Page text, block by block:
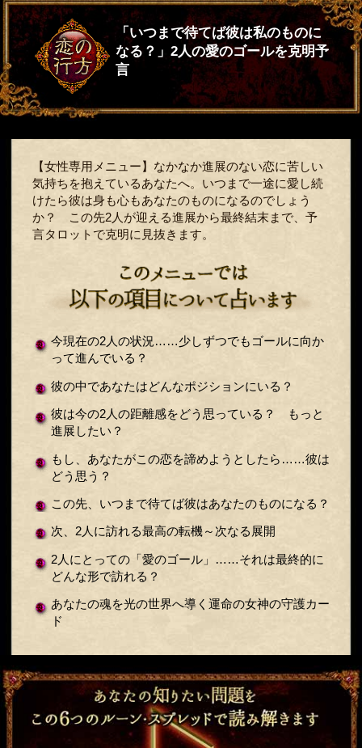
「いつまで待てば彼は私のものに
なる？」2人の愛のゴールを克明予
言
【女性専用メニュー】なかなか進展のない恋に苦しい
気持ちを抱えているあなたへ。いつまで一途に愛し続
けたら彼は身も心もあなたのものになるのでしょう
か？ この先2人が迎える進展から最終結末まで、予
言タロットで克明に見抜きます。
今現在の2人の状況……少しずつでもゴールに向か
って進んでいる？
彼の中であなたはどんなポジションにいる？
彼は今の2人の距離感をどう思っている？ もっと
進展したい？
もし、あなたがこの恋を諦めようとしたら……彼は
どう思う？
この先、いつまで待てば彼はあなたのものになる？
次、2人に訪れる最高の転機～次なる展開
2人にとっての「愛のゴール」……それは最終的に
どんな形で訪れる？
あなたの魂を光の世界へ導く運命の女神の守護カー
ド